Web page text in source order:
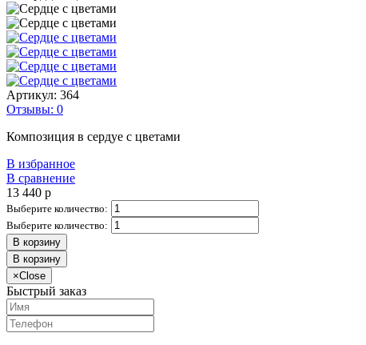
Артикул: 364
Отзывы: 0
Композиция в сердуе с цветами
В избранное
В сравнение
13 440 p
Выберите количество:
Выберите количество:
В корзину
В корзину
×Close
Быстрый заказ